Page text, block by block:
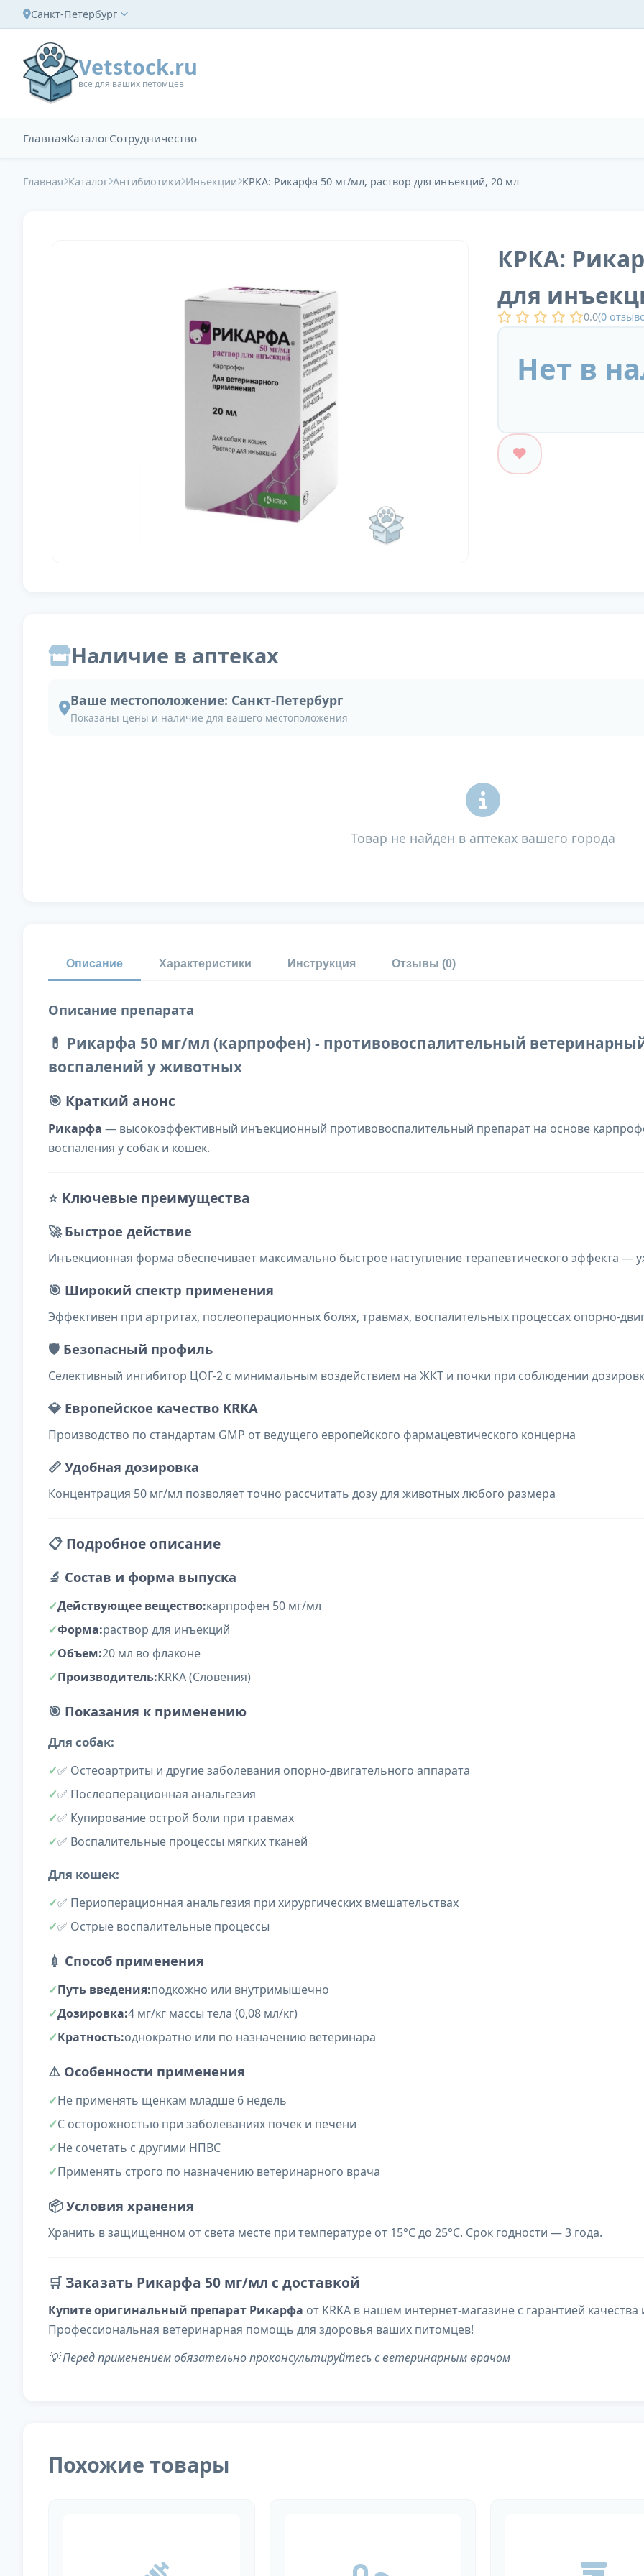
Санкт-Петербург
Vetstock.ru
все для ваших петомцев
ГлавнаяКаталогСотрудничество
Главная Каталог Антибиотики Иньекции КРКА: Рикарфа 50 мг/мл, раствор для инъекций, 20 мл
КРКА:
для
0.0(0
Нет в
Наличие в аптеках
Ваше местоположение: Санкт-Петербург
Показаны цены и наличие для вашего местоположения
Товар не найден в аптеках вашего города
Описание Характеристики Инструкция Отзывы (0)
Описание препарата
💊 Рикарфа 50 мг/мл (карпрофен) - противовоспалительный
воспалений у животных
🎯 Краткий анонс
Рикарфа — высокоэффективный инъекционный противовоспалительный препарат на основе
воспаления у собак и кошек.
⭐ Ключевые преимущества
🚀 Быстрое действие
Инъекционная форма обеспечивает максимально быстрое наступление терапевтического эффекта —
🎯 Широкий спектр применения
Эффективен при артритах, послеоперационных болях, травмах, воспалительных процессах опорно-
🛡️ Безопасный профиль
Селективный ингибитор ЦОГ-2 с минимальным воздействием на ЖКТ и почки при соблюдении
💎 Европейское качество KRKA
Производство по стандартам GMP от ведущего европейского фармацевтического концерна
📏 Удобная дозировка
Концентрация 50 мг/мл позволяет точно рассчитать дозу для животных любого размера
📋 Подробное описание
🔬 Состав и форма выпуска
Действующее вещество:карпрофен 50 мг/мл
Форма:раствор для инъекций
Объем:20 мл во флаконе
Производитель:KRKA (Словения)
🎯 Показания к применению
Для собак:
✅ Остеоартриты и другие заболевания опорно-двигательного аппарата
✅ Послеоперационная анальгезия
✅ Купирование острой боли при травмах
✅ Воспалительные процессы мягких тканей
Для кошек:
✅ Периоперационная анальгезия при хирургических вмешательствах
✅ Острые воспалительные процессы
💉 Способ применения
Путь введения:подкожно или внутримышечно
Дозировка:4 мг/кг массы тела (0,08 мл/кг)
Кратность:однократно или по назначению ветеринара
⚠️ Особенности применения
Не применять щенкам младше 6 недель
С осторожностью при заболеваниях почек и печени
Не сочетать с другими НПВС
Применять строго по назначению ветеринарного врача
📦Условия хранения
Хранить в защищенном от света месте при температуре от 15°С до 25°С. Срок годности — 3 года.
🛒 Заказать Рикарфа 50 мг/мл с доставкой
Купите оригинальный препарат Рикарфа от KRKA в нашем интернет-магазине с гарантией
Профессиональная ветеринарная помощь для здоровья ваших питомцев!
💡 Перед применением обязательно проконсультируйтесь с ветеринарным врачом
Похожие товары